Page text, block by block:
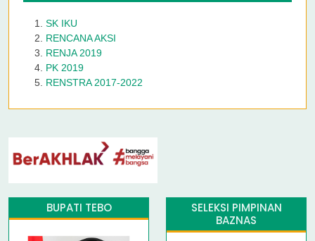
SK IKU
RENCANA AKSI
RENJA 2019
PK 2019
RENSTRA 2017-2022
BUPATI TEBO
SELEKSI PIMPINAN
BAZNAS